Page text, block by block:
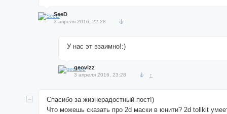
SeeD
3 апреля 2016, 22:28
У нас эт взаимно!:)
geovizz
3 апреля 2016, 23:28 ↑
Спасибо за жизнерадостный пост!)
Что можешь сказать про 2d маски в юнити? 2d tollkit